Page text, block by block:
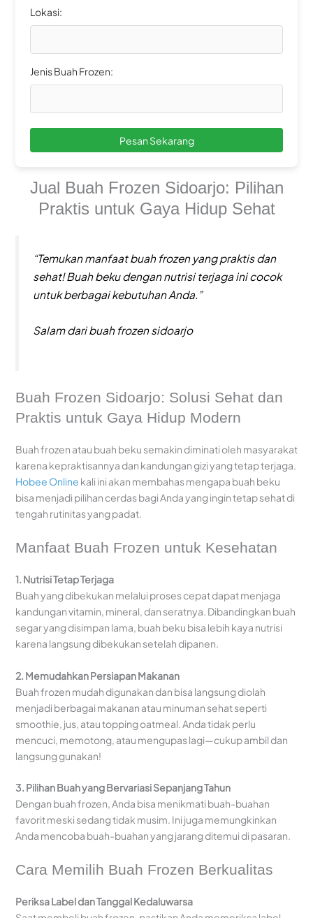
Lokasi:
Jenis Buah Frozen:
Pesan Sekarang
Jual Buah Frozen Sidoarjo: Pilihan
Praktis untuk Gaya Hidup Sehat
“Temukan manfaat buah frozen yang praktis dan
sehat! Buah beku dengan nutrisi terjaga ini cocok
untuk berbagai kebutuhan Anda.”
Salam dari buah frozen sidoarjo
Buah Frozen Sidoarjo: Solusi Sehat dan
Praktis untuk Gaya Hidup Modern
Buah frozen atau buah beku semakin diminati oleh masyarakat
karena kepraktisannya dan kandungan gizi yang tetap terjaga.
Hobee Online kali ini akan membahas mengapa buah beku
bisa menjadi pilihan cerdas bagi Anda yang ingin tetap sehat di
tengah rutinitas yang padat.
Manfaat Buah Frozen untuk Kesehatan
1. Nutrisi Tetap Terjaga
Buah yang dibekukan melalui proses cepat dapat menjaga
kandungan vitamin, mineral, dan seratnya. Dibandingkan buah
segar yang disimpan lama, buah beku bisa lebih kaya nutrisi
karena langsung dibekukan setelah dipanen.
2. Memudahkan Persiapan Makanan
Buah frozen mudah digunakan dan bisa langsung diolah
menjadi berbagai makanan atau minuman sehat seperti
smoothie, jus, atau topping oatmeal. Anda tidak perlu
mencuci, memotong, atau mengupas lagi—cukup ambil dan
langsung gunakan!
3. Pilihan Buah yang Bervariasi Sepanjang Tahun
Dengan buah frozen, Anda bisa menikmati buah-buahan
favorit meski sedang tidak musim. Ini juga memungkinkan
Anda mencoba buah-buahan yang jarang ditemui di pasaran.
Cara Memilih Buah Frozen Berkualitas
Periksa Label dan Tanggal Kedaluwarsa